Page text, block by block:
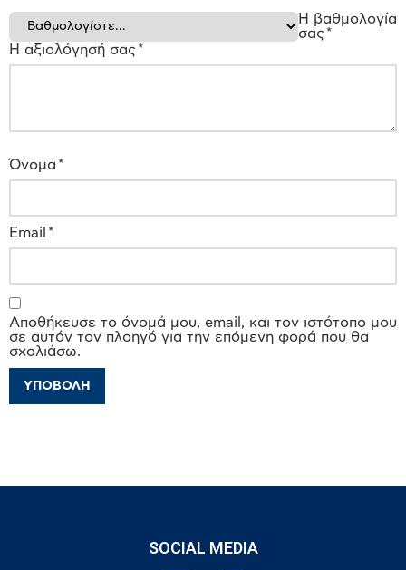
Η βαθμολογία
σας *
Η αξιολόγησή σας *
Όνομα *
Email *
Αποθήκευσε το όνομά μου, email, και τον ιστότοπο μου
σε αυτόν τον πλοηγό για την επόμενη φορά που θα
σχολιάσω.
SOCIAL MEDIA